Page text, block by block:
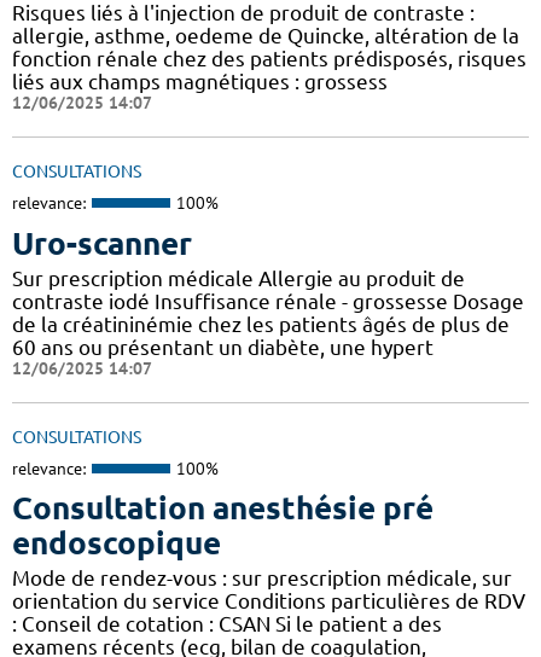
Risques liés à l'injection de produit de contraste :
allergie, asthme, oedeme de Quincke, altération de la
fonction rénale chez des patients prédisposés, risques
liés aux champs magnétiques : grossess
12/06/2025 14:07
CONSULTATIONS
relevance: 100%
Uro-scanner
Sur prescription médicale Allergie au produit de
contraste iodé Insuffisance rénale - grossesse Dosage
de la créatininémie chez les patients âgés de plus de
60 ans ou présentant un diabète, une hypert
12/06/2025 14:07
CONSULTATIONS
relevance: 100%
Consultation anesthésie pré
endoscopique
Mode de rendez-vous : sur prescription médicale, sur
orientation du service Conditions particulières de RDV
: Conseil de cotation : CSAN Si le patient a des
examens récents (ecg, bilan de coagulation,